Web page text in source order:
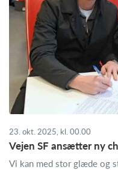
23. okt. 2025, kl. 00.00
Vejen SF ansætter ny
Vi kan med stor glæde og